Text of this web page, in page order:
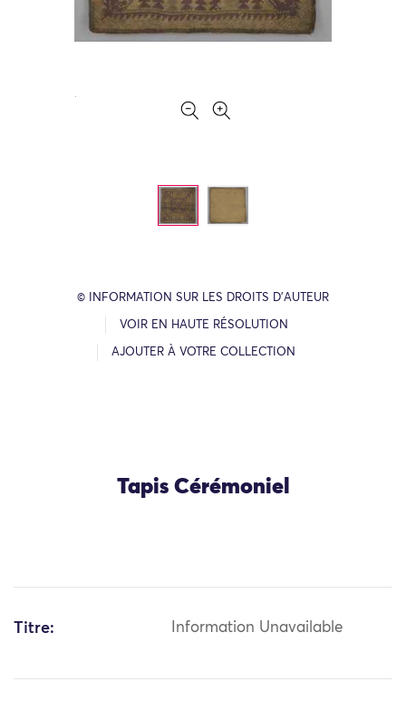
© INFORMATION SUR LES DROITS D’AUTEUR
VOIR EN HAUTE RÉSOLUTION
AJOUTER À VOTRE COLLECTION
Tapis Cérémoniel
Titre: Information Unavailable